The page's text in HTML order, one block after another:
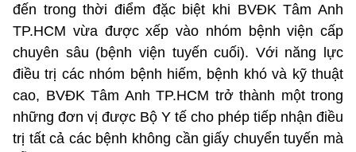
đến trong thời điểm đặc biệt khi BVĐK Tâm Anh
TP.HCM vừa được xếp vào nhóm bệnh viện cấp
chuyên sâu (bệnh viện tuyến cuối). Với năng lực
điều trị các nhóm bệnh hiếm, bệnh khó và kỹ thuật
cao, BVĐK Tâm Anh TP.HCM trở thành một trong
những đơn vị được Bộ Y tế cho phép tiếp nhận điều
trị tất cả các bệnh không cần giấy chuyển tuyến mà